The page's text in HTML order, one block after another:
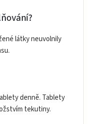
látky neuvolnily
denně. Tablety
tekutiny.